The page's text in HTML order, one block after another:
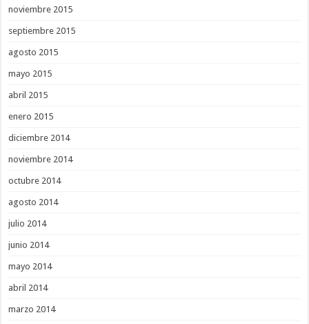
noviembre 2015
septiembre 2015
agosto 2015
mayo 2015
abril 2015
enero 2015
diciembre 2014
noviembre 2014
octubre 2014
agosto 2014
julio 2014
junio 2014
mayo 2014
abril 2014
marzo 2014